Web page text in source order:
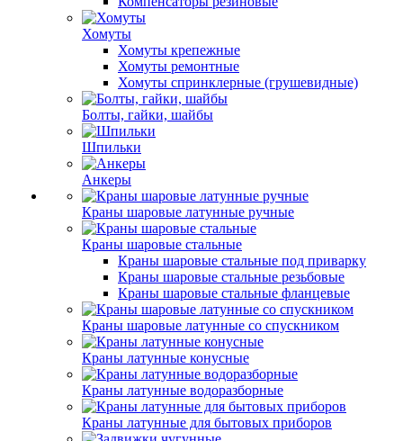
Хомуты
Хомуты крепежные
Хомуты ремонтные
Хомуты спринклерные (грушевидные)
Болты, гайки, шайбы
Шпильки
Анкеры
Краны шаровые латунные ручные
Краны шаровые стальные
Краны шаровые стальные под приварку
Краны шаровые стальные резьбовые
Краны шаровые стальные фланцевые
Краны шаровые латунные со спускником
Краны латунные конусные
Краны латунные водоразборные
Краны латунные для бытовых приборов